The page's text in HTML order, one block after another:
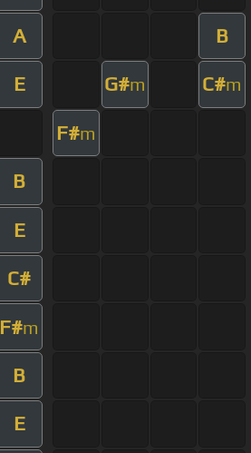
A B
E G#m C#m
F#m
B
E
C#
F#m
B
E